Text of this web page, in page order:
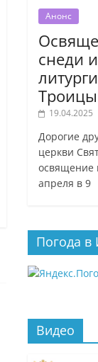
Анонс
снеди
Троицы
19.04.2025
Дорогие
церкви
освящение
апреля в 9
Погода
Видео